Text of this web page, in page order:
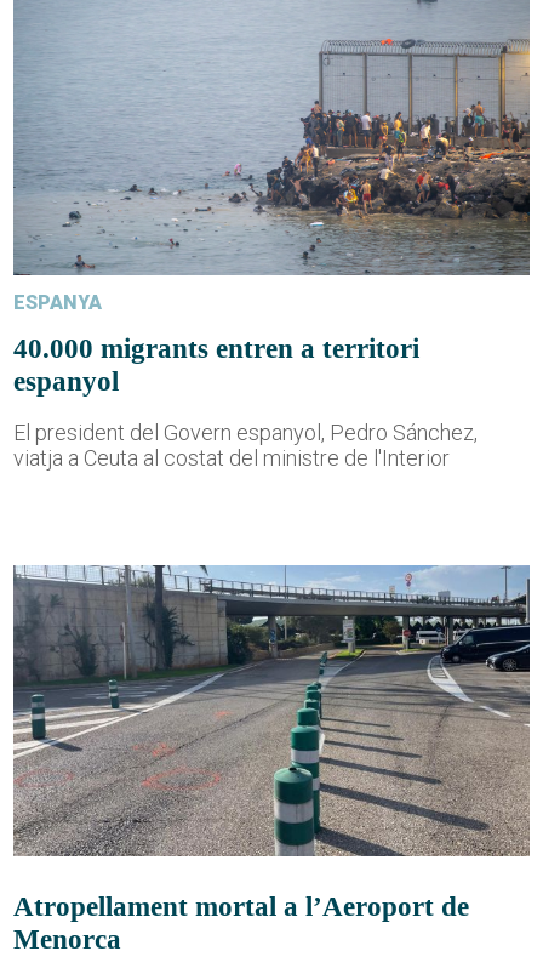
ESPANYA
40.000 migrants entren a territori
espanyol
El president del Govern espanyol, Pedro Sánchez,
viatja a Ceuta al costat del ministre de l'Interior
Atropellament mortal a l’Aeroport de
Menorca